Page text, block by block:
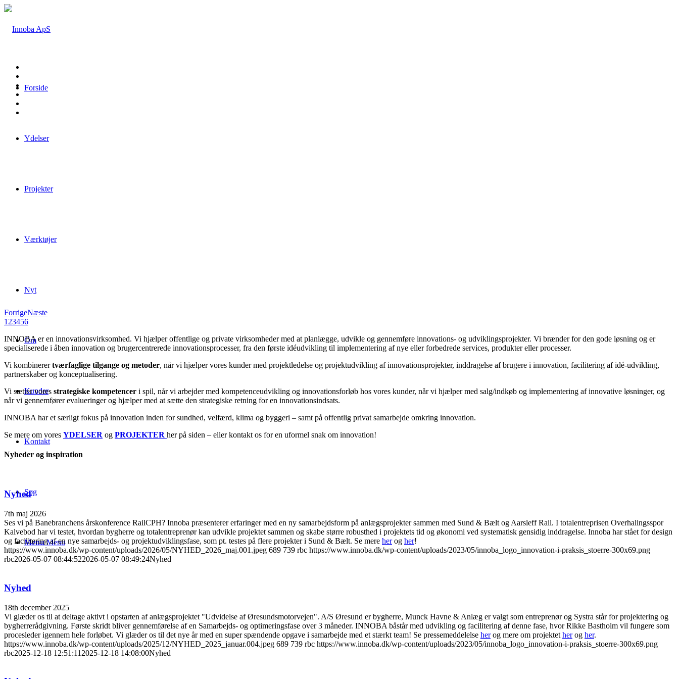
Forside
Ydelser
Projekter
Værktøjer
Nyt
Om
Kunder
Kontakt
Søg
Menu Menu
ForrigeNæste
1 23456
INNOBA er en innovationsvirksomhed. Vi hjælper offentlige og private virksomheder med at planlægge, udvikle og gennemføre innovations- og udviklingsprojekter. Vi brænder for den gode løsning og er
specialiserede i åben innovation og brugercentrerede innovationsprocesser, fra den første idéudvikling til implementering af nye eller forbedrede services, produkter eller processer.
Vi kombinerertværfaglige tilgange og metoder, når vi hjælper vores kunder med projektledelse og projektudvikling af innovationsprojekter, inddragelse af brugere i innovation, facilitering af idé-udvikling,
partnerskaber og konceptualisering.
Vi sætter vores strategiske kompetencer i spil, når vi arbejder med kompetenceudvikling og innovationsforløb hos vores kunder, når vi hjælper med salg/indkøb og implementering af innovative løsninger, og
når vi gennemfører evalueringer og hjælper med at sætte den strategiske retning for en innovationsindsats.
INNOBA har et særligt fokus på innovation inden for sundhed, velfærd, klima og byggeri – samt på offentlig privat samarbejde omkring innovation.
Se mere om vores YDELSER og PROJEKTER her på siden – eller kontakt os for en uformel snak om innovation!
Nyheder og inspiration
Nyhed
7th maj 2026
Ses vi på Banebranchens årskonference RailCPH? Innoba præsenterer erfaringer med en ny samarbejdsform på anlægsprojekter sammen med Sund & Bælt og Aarsleff Rail. I totalentreprisen Overhalingsspor
Kalvebod har vi testet, hvordan bygherre og totalentreprenør kan udvikle projektet sammen og skabe større robusthed i projektets tid og økonomi ved systematisk gensidig inddragelse. Innoba har stået for design
og facilitering af en nye samarbejds- og projektudviklingsfase, som pt. testes på flere projekter i Sund & Bælt. Se mere herog her!
https://www.innoba.dk/wp-content/uploads/2026/05/NYHED_2026_maj.001.jpeg 689 739 rbc https://www.innoba.dk/wp-content/uploads/2023/05/innoba_logo_innovation-i-praksis_stoerre-300x69.png
rbc2026-05-07 08:44:522026-05-07 08:49:24Nyhed
Nyhed
18th december 2025
Vi glæder os til at deltage aktivt i opstarten af anlægsprojektet "Udvidelse af Øresundsmotorvejen". A/S Øresund er bygherre, Munck Havne & Anlæg er valgt som entreprenør og Systra står for projektering og
bygherrerådgivning. Første skridt bliver gennemførelse af en Samarbejds- og optimeringsfase over 3 måneder. INNOBA båstår med udvikling og facilitering af denne fase, hvor Rikke Bastholm vil fungere som
procesleder igennem hele forløbet. Vi glæder os til det nye år med en super spændende opgave i samarbejde med et stærkt team! Se pressemeddelelse herog mere om projektet herog her.
https://www.innoba.dk/wp-content/uploads/2025/12/NYHED_2025_januar.004.jpeg 689 739 rbc https://www.innoba.dk/wp-content/uploads/2023/05/innoba_logo_innovation-i-praksis_stoerre-300x69.png
rbc2025-12-18 12:51:11 2025-12-18 14:08:00Nyhed